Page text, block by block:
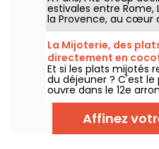
estivales entre Rome,
la Provence, au cœur
la Tour Eiffel. Chaque
terrasse, offre une
sans quitter la
La Mijoterie, des
directement en
arrondissement
Et si les plats mijotés
du déjeuner ? C'est le
ouvre dans le 12e
avec une cuisine de
imaginée par le chef
servie directement
Affinez